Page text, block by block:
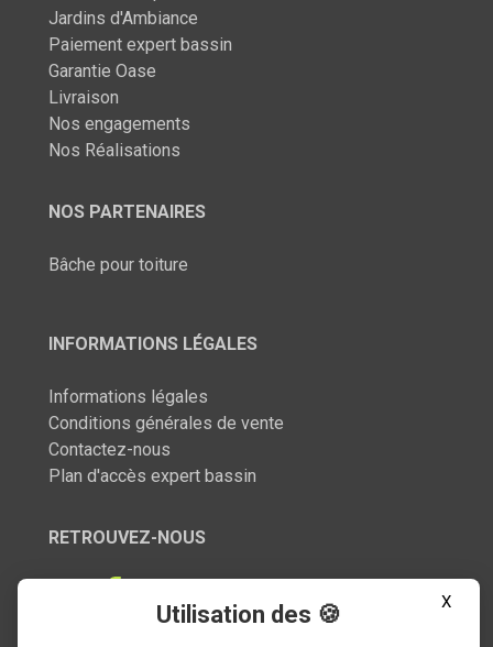
Jardins d'Ambiance
Paiement expert bassin
Garantie Oase
Livraison
Nos engagements
Nos Réalisations
NOS PARTENAIRES
Bâche pour toiture
INFORMATIONS LÉGALES
Informations légales
Conditions générales de vente
Contactez-nous
Plan d'accès expert bassin
RETROUVEZ-NOUS
X
Utilisation des 🍪